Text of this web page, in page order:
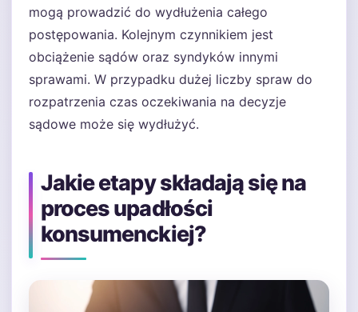
mogą prowadzić do wydłużenia całego
postępowania. Kolejnym czynnikiem jest
obciążenie sądów oraz syndyków innymi
sprawami. W przypadku dużej liczby spraw do
rozpatrzenia czas oczekiwania na decyzje
sądowe może się wydłużyć.
Jakie etapy składają się na
proces upadłości
konsumenckiej?